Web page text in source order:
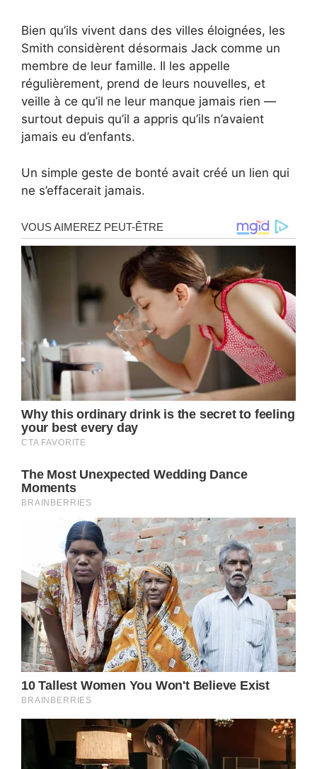
Bien qu’ils vivent dans des villes éloignées, les
Smith considèrent désormais Jack comme un
membre de leur famille. Il les appelle
régulièrement, prend de leurs nouvelles, et
veille à ce qu’il ne leur manque jamais rien —
surtout depuis qu’il a appris qu’ils n’avaient
jamais eu d’enfants.
Un simple geste de bonté avait créé un lien qui
ne s’effacerait jamais.